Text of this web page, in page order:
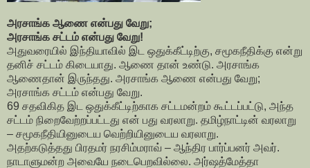
அரசாங்க ஆணை என்பது வேறு;
அரசாங்க சட்டம் என்பது வேறு!
அதுவரையில் இந்தியாவில் இட ஒதுக்கீட்டிற்கு, சமூகநீதிக்கு என்று
தனிச் சட்டம் கிடையாது. ஆணை தான் உண்டு. அரசாங்க
ஆணைதான் இருந்தது. அரசாங்க ஆணை என்பது வேறு;
அரசாங்க சட்டம் என்பது வேறு.
69 சதவிகித இட ஒதுக்கீட்டிற்காக சட்டமன்றம் கூட்டப்பட்டு, அந்த
சட்டம் நிறைவேற்றப்பட்டது என் பது வரலாறு. தமிழ்நாட்டின் வரலாறு
– சமூகநீதியினுடைய வெற்றியினுடைய வரலாறு.
அதற்கடுத்தது பிரதமர் நரசிம்மராவ் – ஆந்திர பார்ப்பனர் அவர்.
நாடாளுமன்ற அவையே நடைபெறவில்லை. அர்ஷத்மேத்தா